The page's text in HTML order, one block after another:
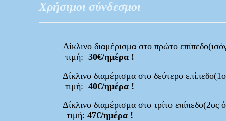
Χρήσιμοι σύνδεσμοι
Δίκλινο διαμέρισμα στο πρώτο
τιμή: 30€/ημέρα !
Δίκλινο διαμέρισμα στο δεύτερο
τιμή: 40€/ημέρα !
Δίκλινο διαμέρισμα στο τρίτο επίπεδο(2ος
τιμή: 47€/ημέρα !